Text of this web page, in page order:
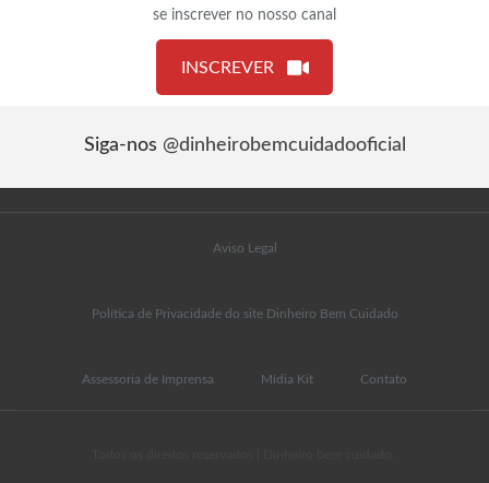
se inscrever no nosso canal
INSCREVER
Siga-nos @dinheirobemcuidadooficial
Aviso Legal
Política de Privacidade do site Dinheiro Bem Cuidado
Assessoria de Imprensa Mídia Kit Contato